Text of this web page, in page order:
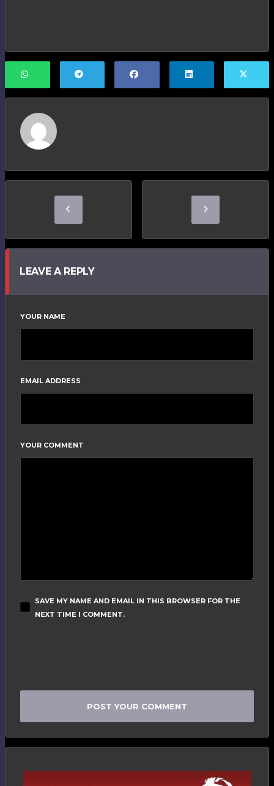
LEAVE A REPLY
YOUR NAME
EMAIL ADDRESS
YOUR COMMENT
SAVE MY NAME AND EMAIL IN THIS BROWSER FOR THE
NEXT TIME I COMMENT.